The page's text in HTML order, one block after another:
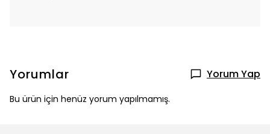
Yorumlar Yorum Yap
Bu ürün için henüz yorum yapılmamış.